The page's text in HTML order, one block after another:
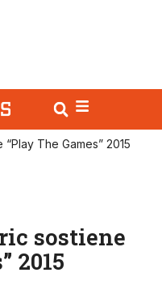
The Games” 2015
sostiene
2015